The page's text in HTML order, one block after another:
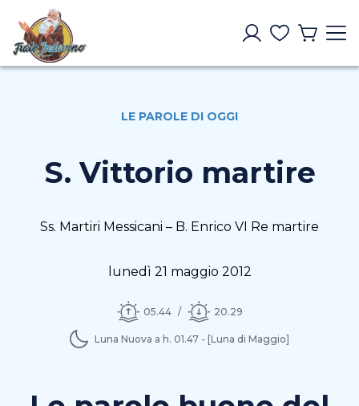
LE PAROLE DI OGGI
S. Vittorio martire
Ss. Martiri Messicani – B. Enrico VI Re martire
lunedì 21 maggio 2012
05.44 20.29
Luna Nuova a h. 01.47 - [Luna di Maggio]